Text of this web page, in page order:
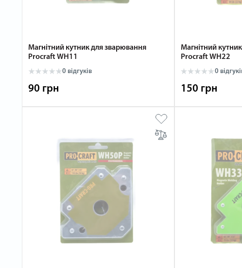
Магнітний кутник для зварювання
Procraft WH11
0 відгуків
90 грн
Магнітний
Procraft WH22
0
150 грн